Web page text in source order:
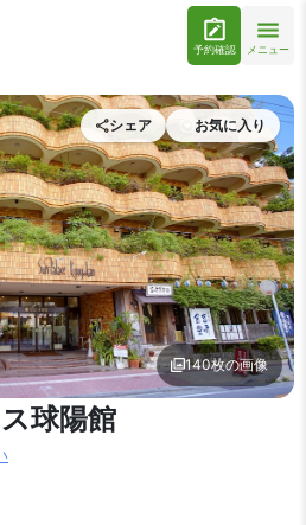
予約確認 メニュー
外観の写真を拡大表示
シェア お気に入り
140枚の画像
球陽館